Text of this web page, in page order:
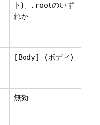
ト)、
.rootのいず
れか
[Body] (ボディ)
無効